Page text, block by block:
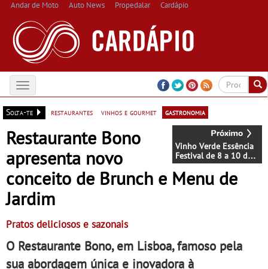
Andar de Moto Auto News Propedalar Cardápio
Toggle
navigation
Solta-te
restaurantes vinhos e gourmet gastronomia
Vinho Verde Essência
Festival de 8 a 10 de
setembro - No Jardim
do Museu Nacional
Soares dos Reis
Restaurante Bono
apresenta novo
conceito de Brunch e Menu de
Jardim
Pratos deliciosos e sazonais
O Restaurante Bono, em Lisboa, famoso pela
sua abordagem única e inovadora à